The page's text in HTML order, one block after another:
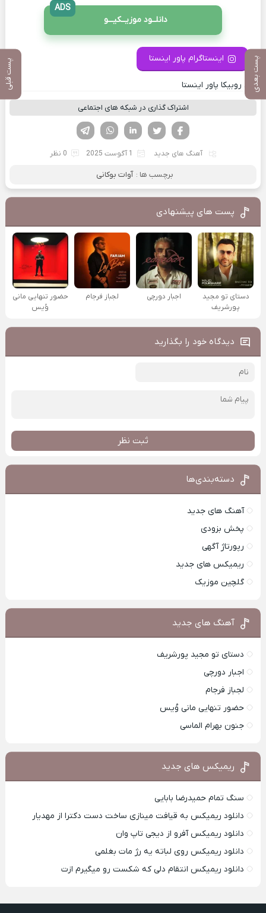
پست بعدی پست قبلی
دانلــود موزیــکیـــو
ADS
اینستاگرام پاور اینستا
کانال روبیکا پاور اینستا
اشتراک گذاری در شبکه های اجتماعی
لینکدین تویتر
فیسوک
آهنگ های جدید 1 آگوست 2025 0 نظر
برچسب ها : آوات بوکانی
پست های پیشنهادی
دستای تو مجید
پورشریف
اجبار دورچی لجباز فرجام
حضور تنهایی مانی
وُیس
دیدگاه خود را بگذارید
ثبت نظر
دسته‌بندی‌ها
آهنگ های جدید
پخش بزودی
رپورتاژ آگهی
ریمیکس های جدید
گلچین موزیک
آهنگ های جدید
دستای تو مجید پورشریف
اجبار دورچی
لجباز فرجام
حضور تنهایی مانی وُیس
جنون بهرام الماسی
ریمیکس های جدید
سنگ تمام حمیدرضا بابایی
دانلود ریمیکس به قیافت مینازی ساخت دست دکترا از مهدیار
دانلود ریمیکس آفرو از ديجی تاپ وان
دانلود ریمیکس روی لباته یه رژ مات بغلمی
دانلود ریمیکس انتقام دلی که شکست رو میگیرم ازت